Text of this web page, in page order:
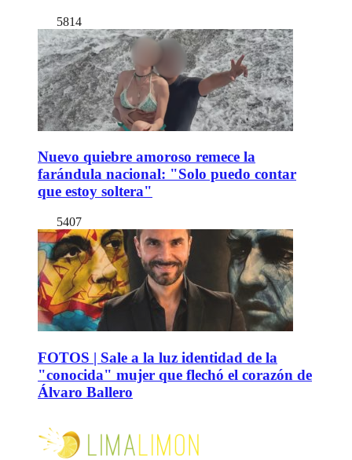
5814
Nuevo quiebre amoroso remece la
farándula nacional: "Solo puedo contar
que estoy soltera"
5407
FOTOS | Sale a la luz identidad de la
"conocida" mujer que flechó el corazón de
Álvaro Ballero